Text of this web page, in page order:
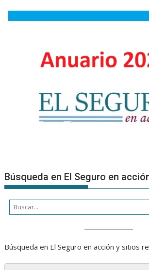
Búsqueda en El Seguro en
Búsqueda en El Seguro en acción y sitios